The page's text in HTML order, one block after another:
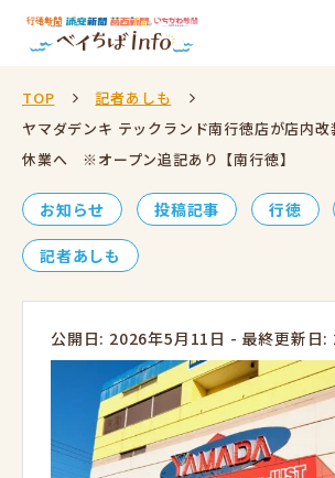
TOP
記者あしも
ヤマダデンキ テックランド南行徳店が店内
休業へ ※オープン追記あり【南行徳】
お知らせ 投稿記事 行徳
記者あしも
公開日: 2026年5月11日 - 最終更新日: